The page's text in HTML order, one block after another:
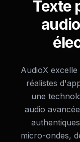
Texte
AudioX
réalistes
une
audio
micro-ondes,